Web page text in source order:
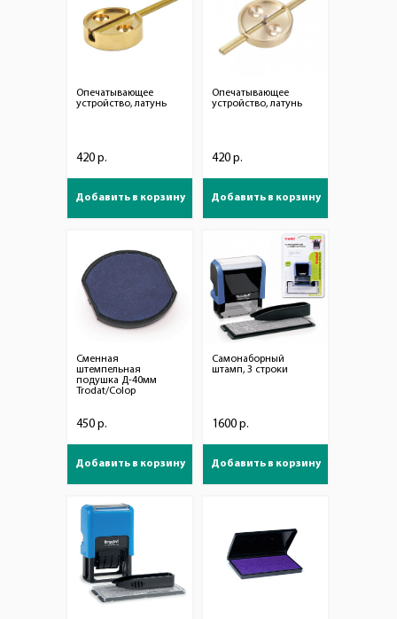
Опечатывающее
устройство, латунь
420 р.
Добавить в корзину
Опечатывающее
устройство, латунь
420 р.
Добавить в корзину
Сменная
штемпельная
подушка Д-40мм
Trodat/Colop
450 р.
Добавить в корзину
Самонаборный
штамп, 3 строки
1600 р.
Добавить в корзину